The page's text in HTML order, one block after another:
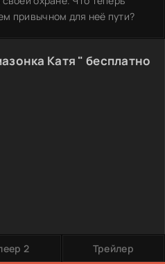
привычном для неё пути?
Катя " бесплатно
2 Трейлер